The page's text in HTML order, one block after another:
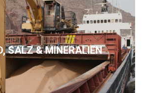
SALZ & MINERALIEN